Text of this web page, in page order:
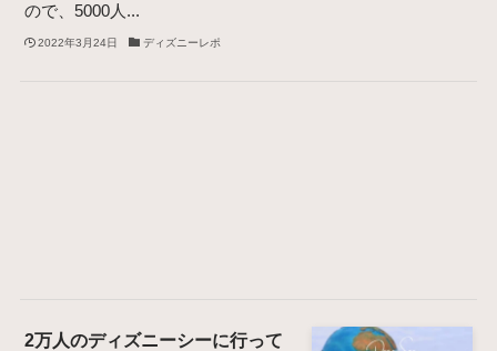
ので、5000人...
2022年3月24日 ディズニーレポ
2万人のディズニーシーに行って